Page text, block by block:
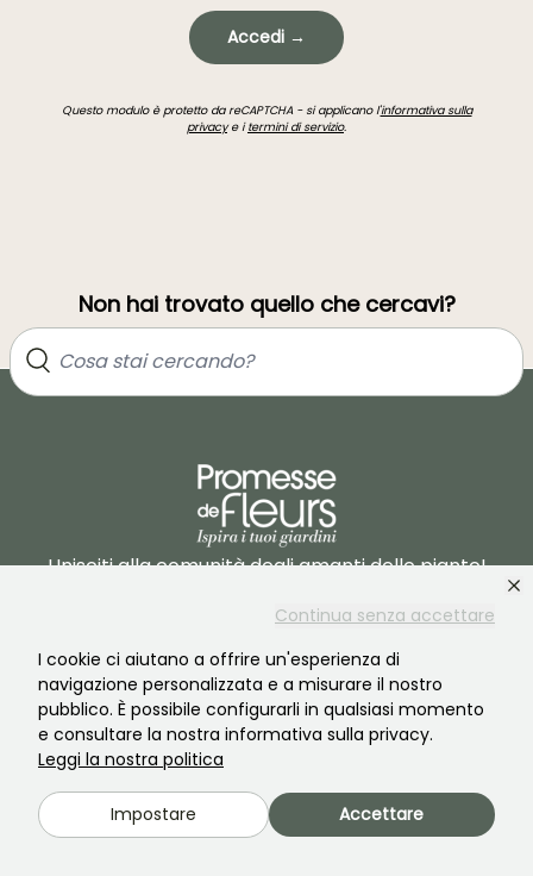
Continua senza accettare
I cookie ci aiutano a offrire un'esperienza di
navigazione personalizzata e a misurare il nostro
pubblico. È possibile configurarli in qualsiasi momento
e consultare la nostra informativa sulla privacy.
Leggi la nostra politica
Impostare Accettare
Accedi →
Questo modulo è protetto da reCAPTCHA - si applicano l'informativa sulla
privacye itermini di servizio.
Non hai trovato quello che cercavi?
Unisciti alla comunità degli amanti delle piante!
PROMESSE DE FLEURS
Il marchio
La nostra storia
SERVIZI
Preparazione dell'ordine
Consegne